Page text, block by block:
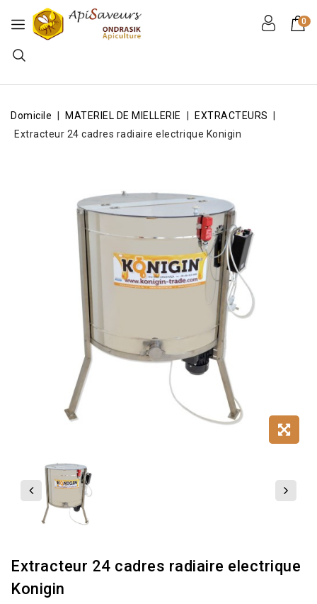
0
Domicile MATERIEL DE MIELLERIE
EXTRACTEURS
Extracteur 24 cadres radiaire electrique Konigin
Extracteur 24 cadres radiaire electrique
Konigin